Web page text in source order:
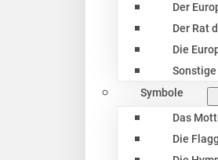
Der
Der Rat
Die
Symbole
Das
Die